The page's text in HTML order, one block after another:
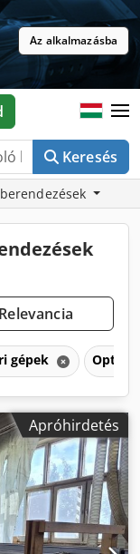
Az alkalmazásba
Keresés
Relevancia
gépek
Apróhirdetés